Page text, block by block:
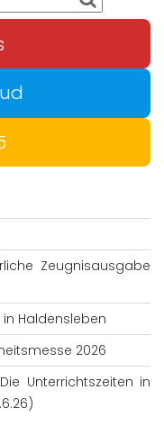
Zeugnisausgabe
Haldensleben
2026
Unterrichtszeiten in